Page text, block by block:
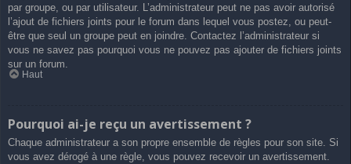
par groupe, ou par utilisateur. L’administrateur peut ne pas avoir autorisé
l’ajout de fichiers joints pour le forum dans lequel vous postez, ou peut-
être que seul un groupe peut en joindre. Contactez l’administrateur si
vous ne savez pas pourquoi vous ne pouvez pas ajouter de fichiers joints
sur un forum.
Haut
Pourquoi ai-je reçu un avertissement ?
Chaque administrateur a son propre ensemble de règles pour son site. Si
vous avez dérogé à une règle, vous pouvez recevoir un avertissement.